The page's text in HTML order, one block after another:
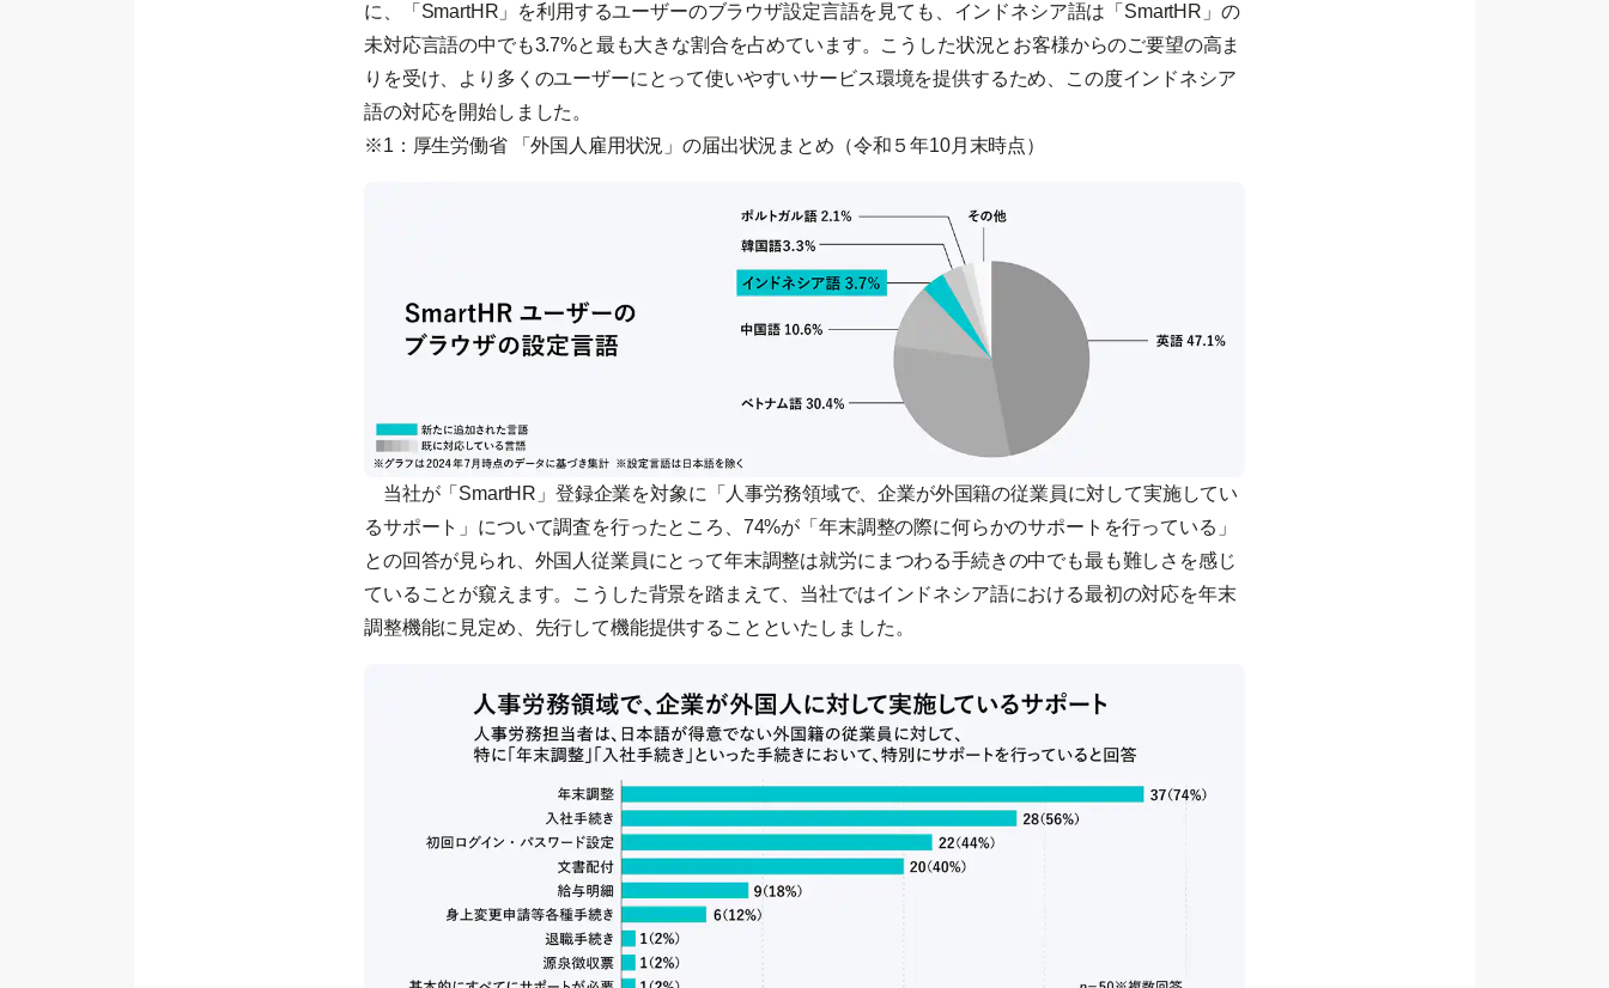
に、「SmartHR」を利用するユーザーのブラウザ設定言語を見ても、インドネシア語は「SmartHR」の
未対応言語の中でも3.7%と最も大きな割合を占めています。こうした状況とお客様からのご要望の高ま
りを受け、より多くのユーザーにとって使いやすいサービス環境を提供するため、この度インドネシア
語の対応を開始しました。
※1：厚生労働省 「外国人雇用状況」の届出状況まとめ（令和５年10月末時点）
当社が「SmartHR」登録企業を対象に「人事労務領域で、企業が外国籍の従業員に対して実施してい
るサポート」について調査を行ったところ、74%が「年末調整の際に何らかのサポートを行っている」
との回答が見られ、外国人従業員にとって年末調整は就労にまつわる手続きの中でも最も難しさを感じ
ていることが窺えます。こうした背景を踏まえて、当社ではインドネシア語における最初の対応を年末
調整機能に見定め、先行して機能提供することといたしました。